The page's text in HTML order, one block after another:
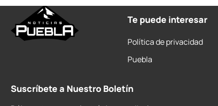
Te puede interesar
Política de privacidad
Puebla
Suscríbete a Nuestro Boletín